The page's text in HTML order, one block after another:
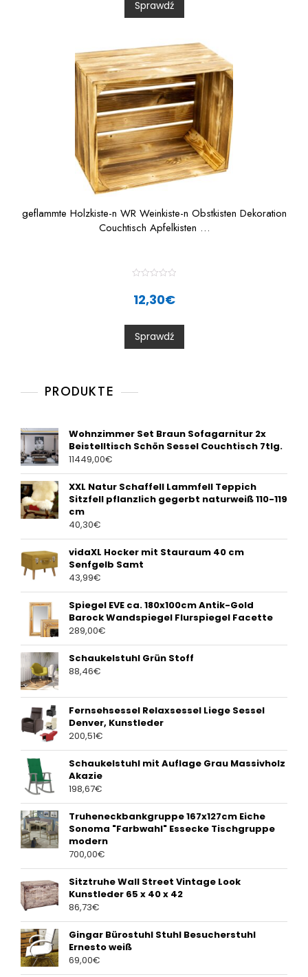
o
u
t
Sprawdź
geflammte Holzkiste-n WR Weinkiste-n Obstkisten Dekoration
Couchtisch Apfelkisten …
0
o
u
t
12,30€
Sprawdź
PRODUKTE
Wohnzimmer Set Braun Sofagarnitur 2x
Beistelltisch Schön Sessel Couchtisch 7tlg.
11449,00€
XXL Natur Schaffell Lammfell Teppich
Sitzfell pflanzlich gegerbt naturweiß 110-119
cm
40,30€
vidaXL Hocker mit Stauraum 40 cm
Senfgelb Samt
43,99€
Spiegel EVE ca. 180x100cm Antik-Gold
Barock Wandspiegel Flurspiegel Facette
289,00€
Schaukelstuhl Grün Stoff
88,46€
Fernsehsessel Relaxsessel Liege Sessel
Denver, Kunstleder
200,51€
Schaukelstuhl mit Auflage Grau Massivholz
Akazie
198,67€
Truheneckbankgruppe 167x127cm Eiche
Sonoma "Farbwahl" Essecke Tischgruppe
modern
700,00€
Sitztruhe Wall Street Vintage Look
Kunstleder 65 x 40 x 42
86,73€
Gingar Bürostuhl Stuhl Besucherstuhl
Ernesto weiß
69,00€